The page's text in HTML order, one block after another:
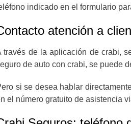
indicado en el formulario
atención a
través de la aplicación de crabi,
de auto con crabi, se puede
si se desea hablar
el número gratuito de asistencia